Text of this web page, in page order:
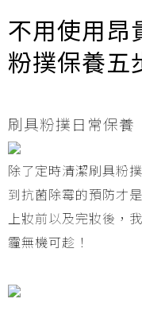
不用使用昂
粉撲保養五
刷具粉撲日常保養
除了定時清潔刷具粉
到抗菌除霉的預防才
上妝前以及完妝後，
霾無機可趁！